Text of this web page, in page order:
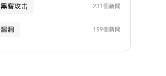
黑客攻击 231個新聞
漏洞 159個新聞